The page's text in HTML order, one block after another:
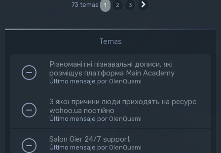
73 temas 1 2 3
Temas
Різноманітні пізнавальні дописи, які
розміщує платформа Main Academy
Último mensaje por OlenQuami
З якої причини люди приходять на ресурс
wohoo.ua постійно
Último mensaje por OlenQuami
Salon Gier 24/7 support
Último mensaje por OlenQuami